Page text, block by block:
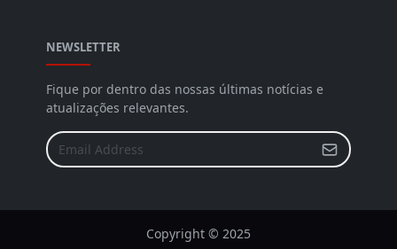
NEWSLETTER
Fique por dentro das nossas últimas notícias e
atualizações relevantes.
Copyright © 2025